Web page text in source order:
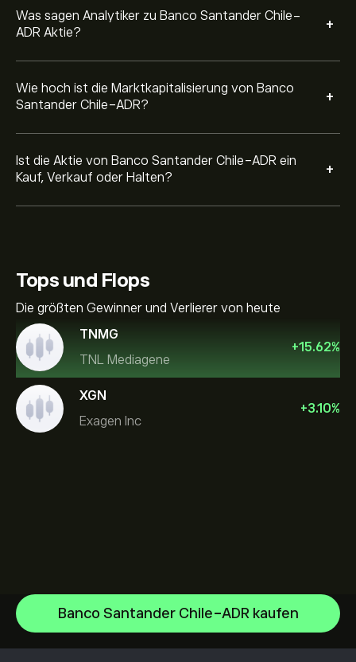
Was sagen Analytiker zu Banco Santander Chile-
ADR Aktie?
+
Wie hoch ist die Marktkapitalisierung von Banco
Santander Chile-ADR?
+
Ist die Aktie von Banco Santander Chile-ADR ein
Kauf, Verkauf oder Halten?
+
Tops und Flops
Die größten Gewinner und Verlierer von heute
TNMG
TNL Mediagene
+15.62%
XGN
Exagen Inc
+3.10%
Banco Santander Chile-ADR kaufen
Sandisk Corp/DE
Hilfezentrum